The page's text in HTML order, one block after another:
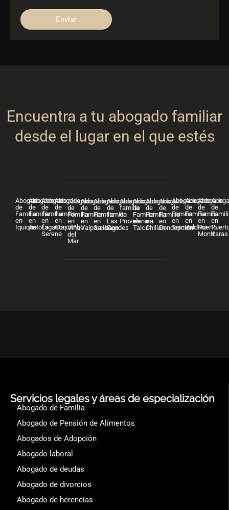
Enviar
Encuentra a tu abogado familiar
desde el lugar en el que estés
Abogado
de
Familia
en
Iquique
Abogado
de
Familia
en
Antofagasta
Abogado
de
Familia
en
La
Serena
Abogado
de
Familia
en
Coquimbo
Abogado
de
Familia
en
Viña
del
Mar
Abogado
de
Familia
en
Valparaíso
Abogado
de
Familia
en
Santiago
Abogado
de
familia
Las
Condes
Abogado
familia
en
Providencia
Abogado
de
Familia
en
Talca
Abogado
de
Familia
en
Chillán
Abogado
de
Familia
en
Concepción
Abogado
de
Familia
en
Temuco
Abogado
de
Familia
en
Valdivia
Abogado
de
Familia
en
Puerto
Montt
de
en
Varas
Servicios legales y áreas de especialización
Abogado de Familia
Abogado de Pensión de Alimentos
Abogados de Adopción
Abogado laboral
Abogado de deudas
Abogado de divorcios
Abogado de herencias